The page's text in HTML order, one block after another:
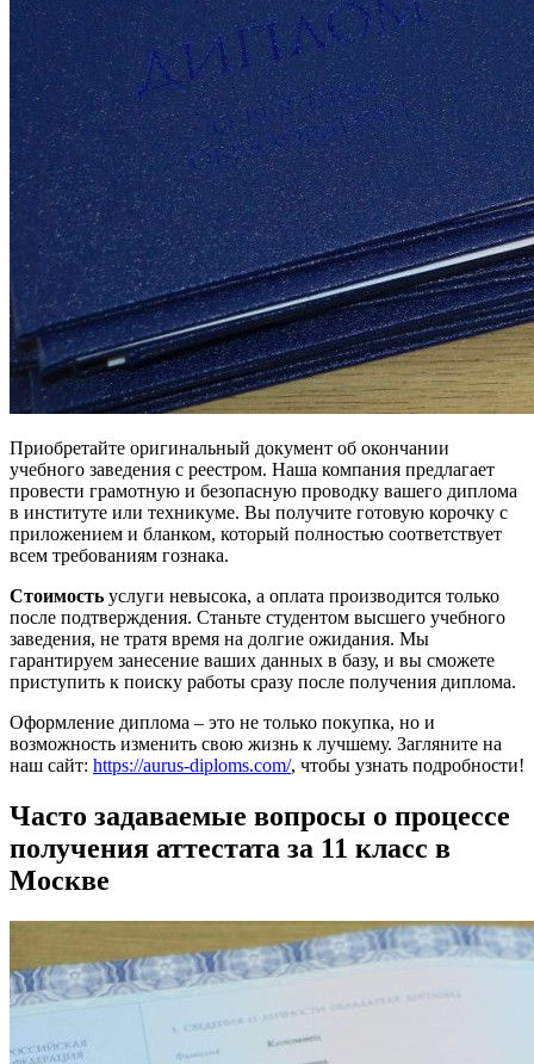
Приобретайте оригинальный документ об окончании
учебного заведения с реестром. Наша компания предлагает
провести грамотную и безопасную проводку вашего диплома
в институте или техникуме. Вы получите готовую корочку с
приложением и бланком, который полностью соответствует
всем требованиям гознака.
Стоимость услуги невысока, а оплата производится только
после подтверждения. Станьте студентом высшего учебного
заведения, не тратя время на долгие ожидания. Мы
гарантируем занесение ваших данных в базу, и вы сможете
приступить к поиску работы сразу после получения диплома.
Оформление диплома – это не только покупка, но и
возможность изменить свою жизнь к лучшему. Загляните на
наш сайт: https://aurus-diploms.com/, чтобы узнать подробности!
Часто задаваемые вопросы о процессе
получения аттестата за 11 класс в
Москве